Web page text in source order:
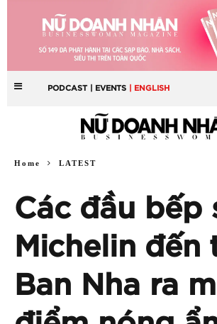
PODCAST | EVENTS | ENGLISH
Home LATEST
Các đầu bếp
Michelin đến
Ban Nha ra